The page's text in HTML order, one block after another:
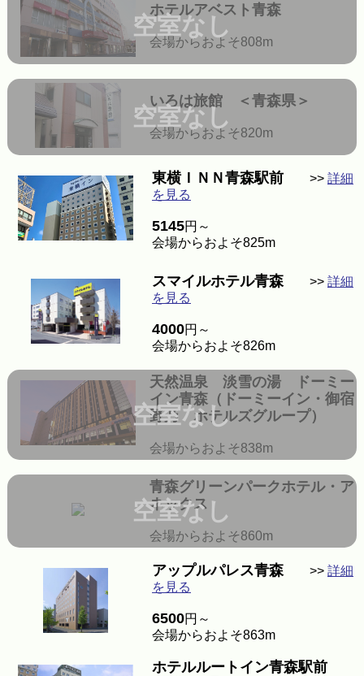
空室なし
ホテルアベスト青森
会場からおよそ808m
空室なし
いろは旅館 ＜青森県＞
会場からおよそ820m
東横ＩＮＮ青森駅前 >> 詳細
を見る
5145円～
会場からおよそ825m
スマイルホテル青森 >> 詳細
を見る
4000円～
会場からおよそ826m
空室なし
天然温泉 淡雪の湯 ドーミー
イン青森（ドーミーイン・御宿
野乃 ホテルズグループ）
会場からおよそ838m
空室なし
青森グリーンパークホテル・ア
ネックス
会場からおよそ860m
アップルパレス青森 >> 詳細
を見る
6500円～
会場からおよそ863m
ホテルルートイン青森駅前